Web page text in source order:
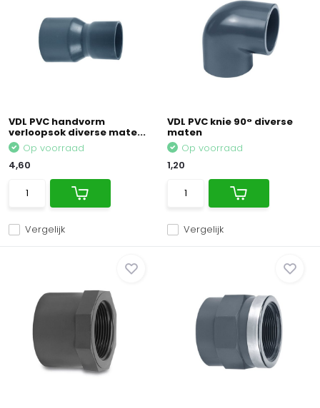
VDL PVC handvorm
verloopsok diverse mate...
Vergelijk
Op voorraad
4,60
VDL PVC knie 90° diverse
maten
Vergelijk
Op voorraad
1,20